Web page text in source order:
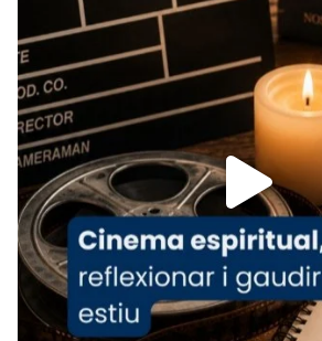
www.vaticannews.va/es/
07/carmina-historia-
espana-testimoni...
Foto
View on Facebook · Share
Arquebisbat de Barcelona
2 weeks ago
«Avui les santes Juliana i
ajuden a alçar la mirada»